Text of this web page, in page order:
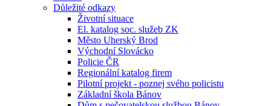
Důležité odkazy
Životní situace
El. katalog soc. služeb ZK
Město Uherský Brod
Východní Slovácko
Policie ČR
Regionální katalog firem
Pilotní projekt - poznej svého policistu
Základní škola Bánov